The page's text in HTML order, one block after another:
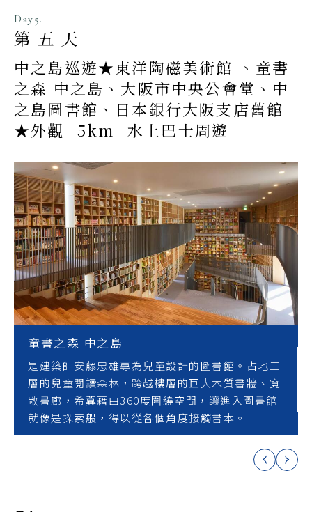
Day5.
第五天
中之島巡遊★東洋陶磁美術館 、童書
之森 中之島、大阪市中央公會堂、中
之島圖書館、日本銀行大阪支店舊館
★外觀 -5km- 水上巴士周遊
童書之森 中之島
是建築師安藤忠雄專為兒童設計的圖書館。占地三
層的兒童閱讀森林，跨越樓層的巨大木質書牆、寬
敞書廊，希冀藉由360度圍繞空間，讓進入圖書館
就像是探索般，得以從各個角度接觸書本。